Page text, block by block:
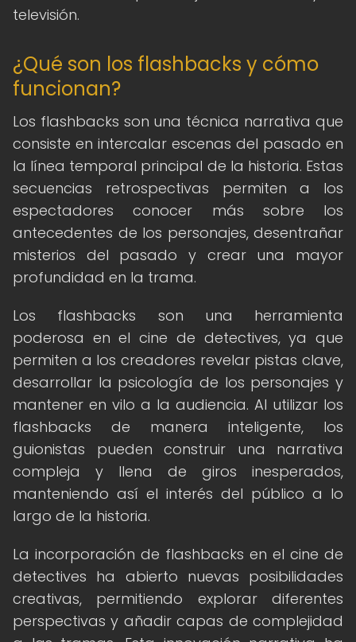
televisión.
¿Qué son los flashbacks y cómo
funcionan?
Los flashbacks son una técnica narrativa que
consiste en intercalar escenas del pasado en
la línea temporal principal de la historia. Estas
secuencias retrospectivas permiten a los
espectadores conocer más sobre los
antecedentes de los personajes, desentrañar
misterios del pasado y crear una mayor
profundidad en la trama.
Los flashbacks son una herramienta
poderosa en el cine de detectives, ya que
permiten a los creadores revelar pistas clave,
desarrollar la psicología de los personajes y
mantener en vilo a la audiencia. Al utilizar los
flashbacks de manera inteligente, los
guionistas pueden construir una narrativa
compleja y llena de giros inesperados,
manteniendo así el interés del público a lo
largo de la historia.
La incorporación de flashbacks en el cine de
detectives ha abierto nuevas posibilidades
creativas, permitiendo explorar diferentes
perspectivas y añadir capas de complejidad